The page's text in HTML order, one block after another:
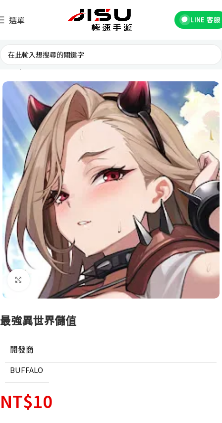
選單 LINE 客服
首頁 台灣遊戲
點擊放大
最強異世界儲值
開發商
BUFFALO
NT$10